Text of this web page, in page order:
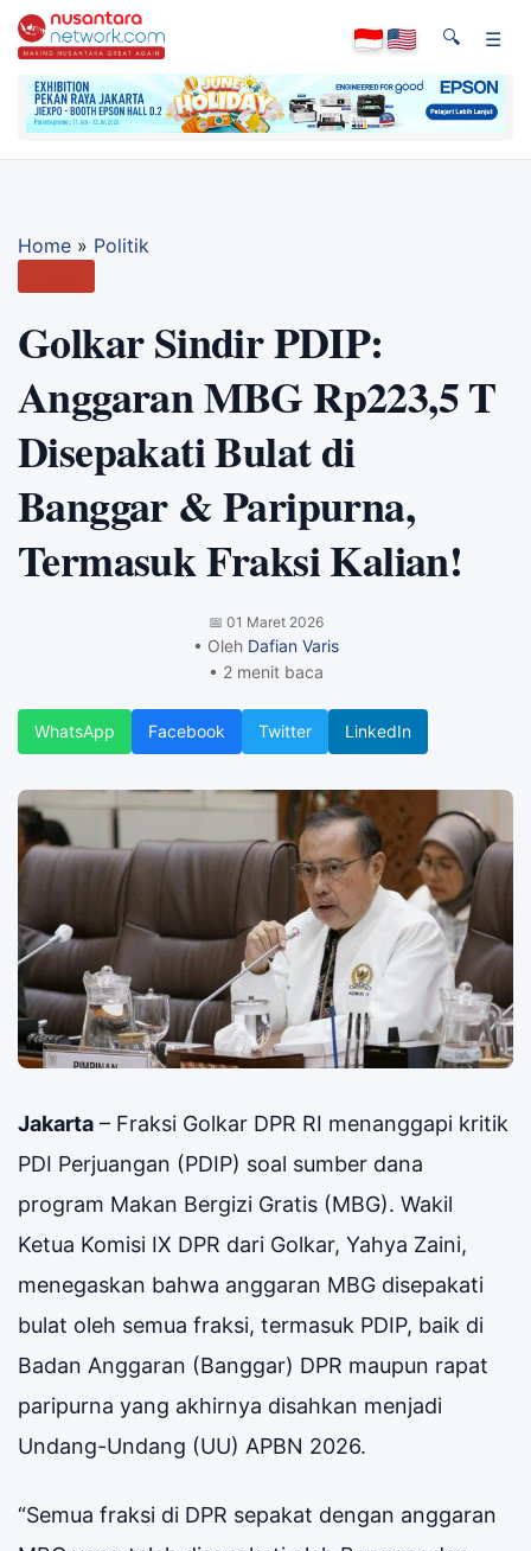
🔍 ☰
Home » Politik
Golkar Sindir PDIP:
Anggaran MBG Rp223,5 T
Disepakati Bulat di
Banggar & Paripurna,
Termasuk Fraksi Kalian!
📅 01 Maret 2026
• Oleh Dafian Varis
• 2 menit baca
WhatsApp Facebook Twitter LinkedIn
Jakarta – Fraksi Golkar DPR RI menanggapi kritik
PDI Perjuangan (PDIP) soal sumber dana
program Makan Bergizi Gratis (MBG). Wakil
Ketua Komisi IX DPR dari Golkar, Yahya Zaini,
menegaskan bahwa anggaran MBG disepakati
bulat oleh semua fraksi, termasuk PDIP, baik di
Badan Anggaran (Banggar) DPR maupun rapat
paripurna yang akhirnya disahkan menjadi
Undang-Undang (UU) APBN 2026.
“Semua fraksi di DPR sepakat dengan anggaran